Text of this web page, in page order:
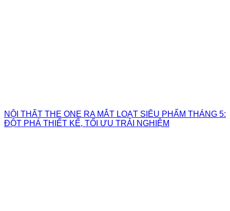
NỘI THẤT THE ONE RA MẮT LOẠT SIÊU PHẨM THÁNG 5:
ĐỘT PHÁ THIẾT KẾ, TỐI ƯU TRẢI NGHIỆM